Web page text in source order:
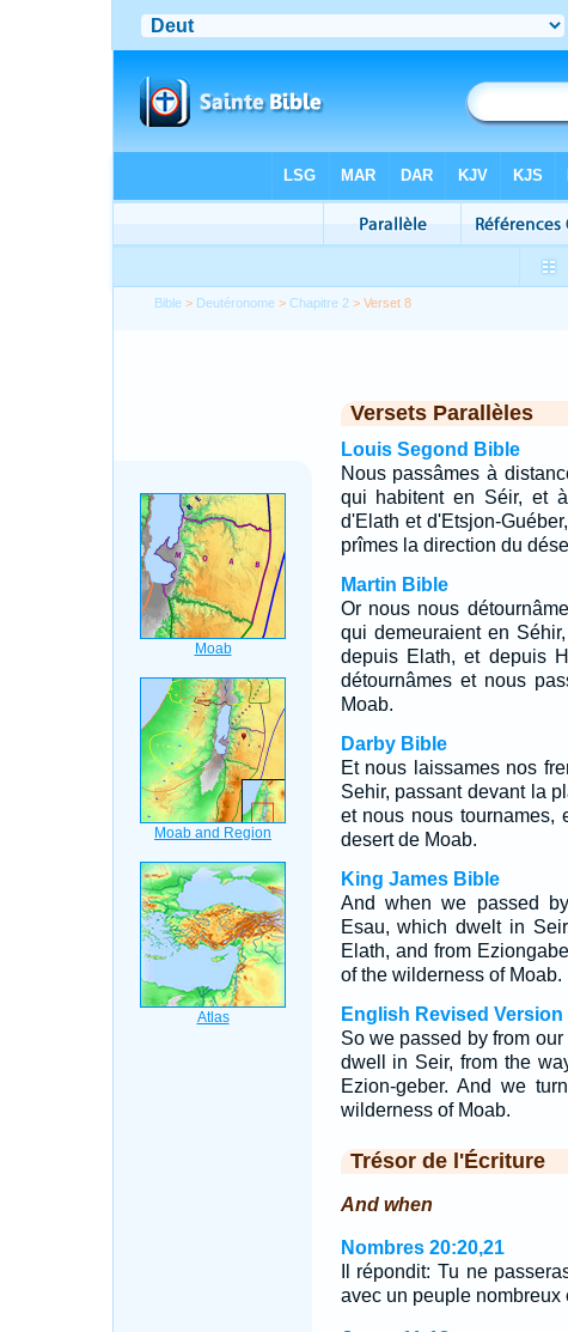
Bible > Deutéronome >Chapitre 2 > Verset 8
Versets Parallèles
Louis Segond Bible
Nous passâmes à
qui habitent en Séir, et
d'Elath et d'Etsjon-
prîmes la direction du
Martin Bible
Or nous nous
qui demeuraient en
depuis Elath, et depuis
détournâmes et nous
Moab.
Darby Bible
Et nous laissames nos
Sehir, passant devant la
et nous nous tournames,
desert de Moab.
King James Bible
And when we passed
Esau, which dwelt in
Elath, and from
of the wilderness of Moab.
English Revised Version
So we passed by from
dwell in Seir, from the
Ezion-geber. And we
wilderness of Moab.
Trésor de l'Écriture
And when
Nombres 20:20,21
Il répondit: Tu ne
avec un peuple